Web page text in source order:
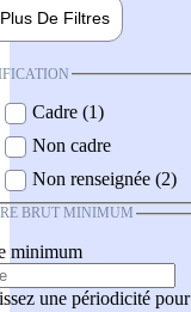
Plus De Filtres
Cadre (1)
Non cadre
Non renseignée (2)
BRUT MINIMUM
minimum
une périodicité